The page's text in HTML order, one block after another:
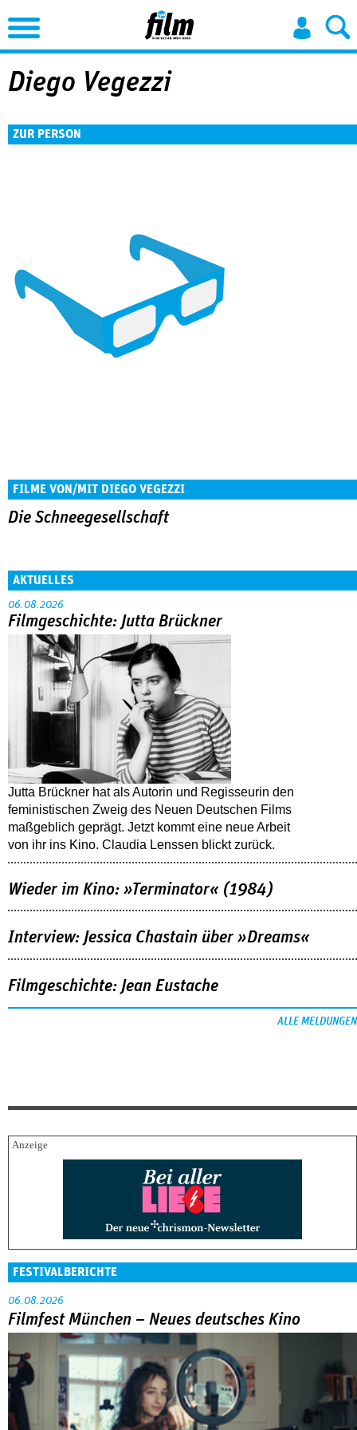
Jump to Navigation
Diego Vegezzi
ZUR PERSON
FILME VON/MIT DIEGO VEGEZZI
Die Schneegesellschaft
AKTUELLES
06.08.2026
Filmgeschichte: Jutta Brückner
Jutta Brückner hat als Autorin und Regisseurin den
feministischen Zweig des Neuen Deutschen Films
maßgeblich geprägt. Jetzt kommt eine neue Arbeit
von ihr ins Kino. Claudia Lenssen blickt zurück.
Wieder im Kino: »Terminator« (1984)
Interview: Jessica Chastain über »Dreams«
Filmgeschichte: Jean Eustache
ALLE MELDUNGEN
FESTIVALBERICHTE
06.08.2026
Filmfest München – Neues deutsches Kino